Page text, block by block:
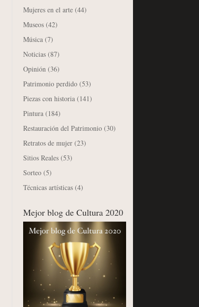
Mujeres en el arte (44)
Museos (42)
Música (7)
Noticias (87)
Opinión (36)
Patrimonio perdido (53)
Piezas con historia (141)
Pintura (184)
Restauración del Patrimonio (30)
Retratos de mujer (23)
Sitios Reales (53)
Sorteo (5)
Técnicas artísticas (4)
Mejor blog de Cultura 2020